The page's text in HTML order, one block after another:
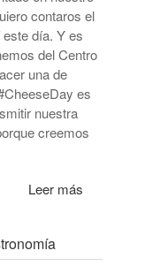
contaros el
día. Y es
del Centro
una de
es
nuestra
creemos
Leer más